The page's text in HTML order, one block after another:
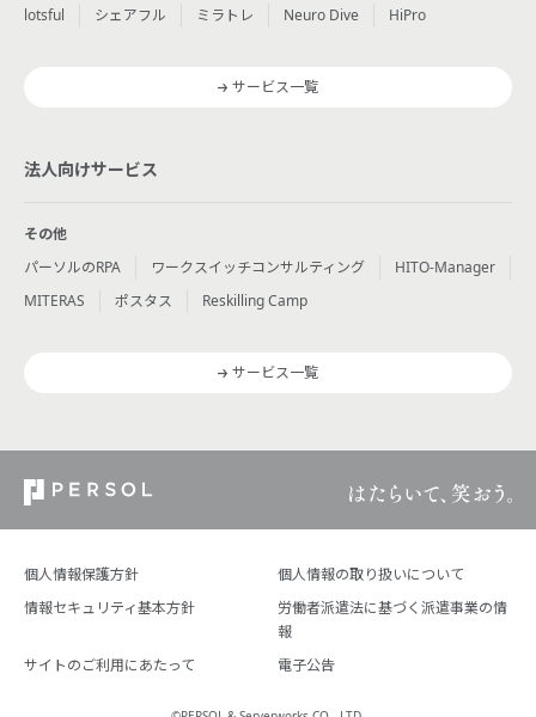
lotsful
シェアフル ミラトレ Neuro Dive HiPro
サービス一覧
法人向けサービス
その他
パーソルのRPA
ワークスイッチコンサルティング
HITO-Manager
MITERAS
ポスタス Reskilling Camp
サービス一覧
個人情報保護方針
個人情報の取り扱いについて
情報セキュリティ基本方針
労働者派遣法に基づく派遣事業の情
報
サイトのご利用にあたって
電子公告